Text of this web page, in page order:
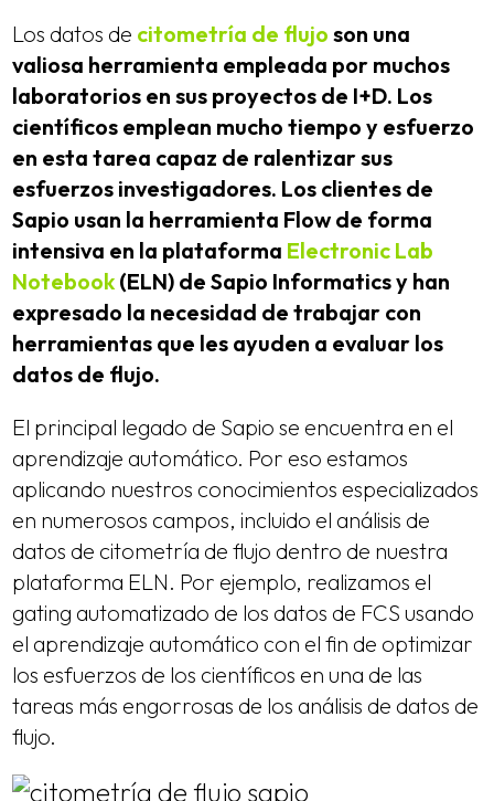
Los datos de citometría de flujoson una
valiosa herramienta empleada por muchos
laboratorios en sus proyectos de I+D. Los
científicos emplean mucho tiempo y esfuerzo
en esta tarea capaz de ralentizar sus
esfuerzos investigadores. Los clientes de
Sapio usan la herramienta Flow de forma
intensiva en la plataforma Electronic Lab
Notebook(ELN) de Sapio Informatics y han
expresado la necesidad de trabajar con
herramientas que les ayuden a evaluar los
datos de flujo.
El principal legado de Sapio se encuentra en el
aprendizaje automático. Por eso estamos
aplicando nuestros conocimientos especializados
en numerosos campos, incluido el análisis de
datos de citometría de flujo dentro de nuestra
plataforma ELN. Por ejemplo, realizamos el
gating automatizado de los datos de FCS usando
el aprendizaje automático con el fin de optimizar
los esfuerzos de los científicos en una de las
tareas más engorrosas de los análisis de datos de
flujo.